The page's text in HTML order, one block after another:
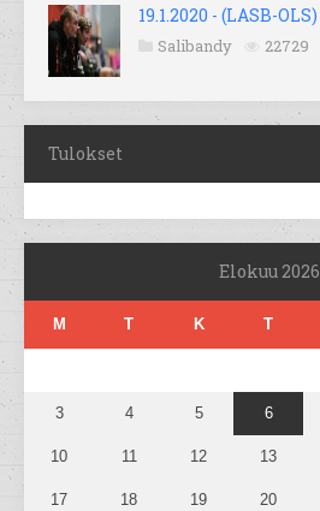
19.1.2020 - (LASB-OLS)
Salibandy 22729
Tulokset
Elokuu 2026
M T K T
3 4 5 6
10 11 12 13
17 18 19 20